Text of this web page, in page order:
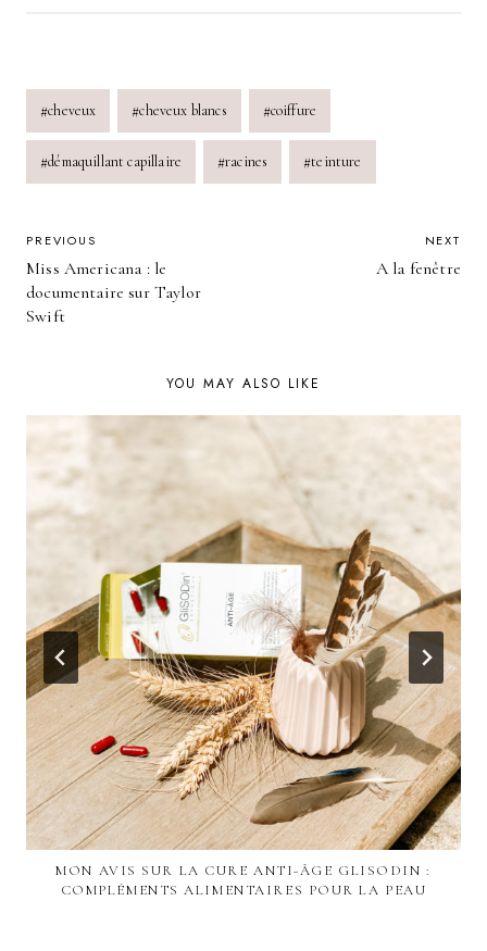
Post
Tags:
#cheveux #cheveux blancs #coiffure
#démaquillant capillaire #racines #teinture
POST
NAVIGATION
PREVIOUS
Miss Americana : le
documentaire sur Taylor
Swift
NEXT
A la fenêtre
YOU MAY ALSO LIKE
MON AVIS SUR LA CURE ANTI-ÂGE GLISODIN :
COMPLÉMENTS ALIMENTAIRES POUR LA PEAU